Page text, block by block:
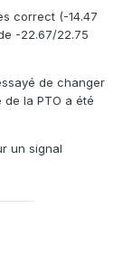
correct (-14.47
-22.67/22.75
de changer
de la PTO a été
un signal